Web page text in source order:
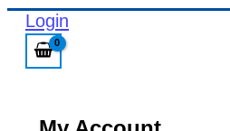
Login